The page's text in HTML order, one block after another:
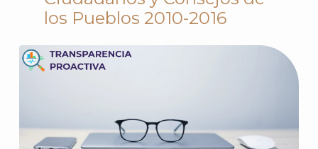
los Pueblos 2010-2016